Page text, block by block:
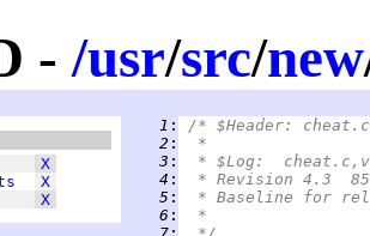
-/usr/src/new
X
X
X
   1
:
/* $Header:
   2
:
*
   3
:
* $Log:
   4
:
* Revision 4.3
   5
:
* Baseline for
   6
:
*